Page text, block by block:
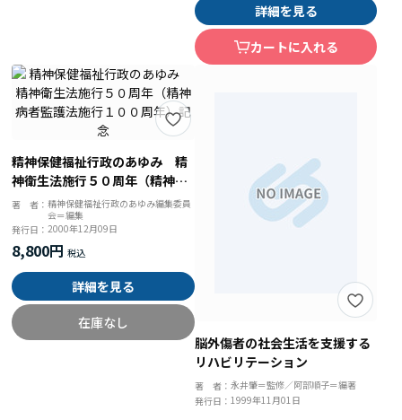
詳細を見る
カートに入れる
精神保健福祉行政のあゆみ 精
神衛生法施行５０周年（精神病
者監護法施行１００周年）記念
著 者：精神保健福祉行政のあゆみ編集委員
会＝編集
発行日：2000年12月09日
8,800円
詳細を見る
在庫なし
脳外傷者の社会生活を支援する
リハビリテーション
著 者： 永井肇＝監修／阿部順子＝編著
発行日： 1999年11月01日